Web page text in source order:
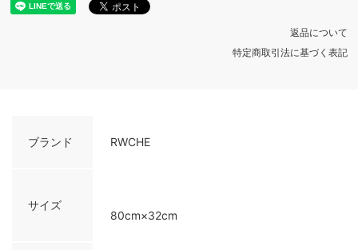
返品について
特定商取引法に基づく表記
ブランド RWCHE
サイズ
80cm×32cm